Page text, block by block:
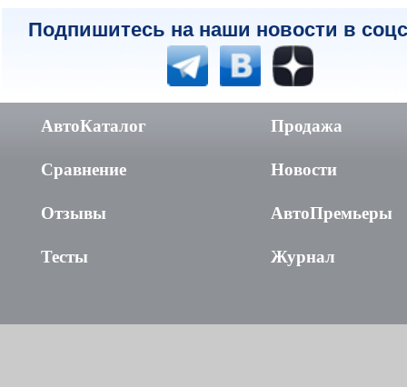
Подпишитесь на наши новости в
АвтоКаталог
Сравнение
Отзывы
Тесты
Продажа
Новости
АвтоПремьеры
Журнал